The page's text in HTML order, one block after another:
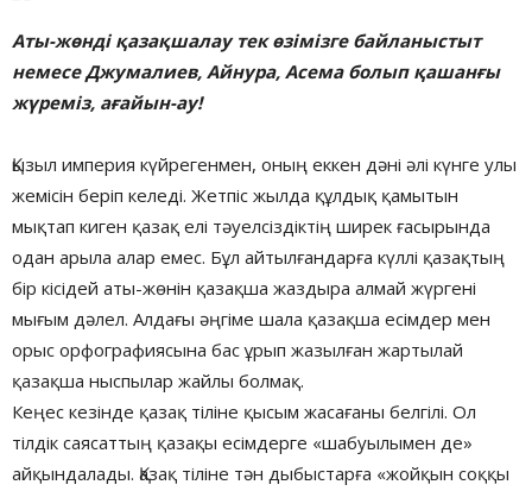
Аты-жөнді қазақшалау тек өзімізге байланыстыт
немесе Джумалиев, Айнура, Асема болып қашанғы
жүреміз, ағайын-ау!
Қызыл империя күйрегенмен, оның еккен дәні әлі күнге улы
жемісін беріп келеді. Жетпіс жылда құлдық қамытын
мықтап киген қазақ елі тәуелсіздіктің ширек ғасырында
одан арыла алар емес. Бұл айтылғандарға күллі қазақтың
бір кісідей аты-жөнін қазақша жаздыра алмай жүргені
мығым дәлел. Алдағы әңгіме шала қазақша есімдер мен
орыс орфографиясына бас ұрып жазылған жартылай
қазақша ныспылар жайлы болмақ.
Кеңес кезінде қазақ тіліне қысым жасағаны белгілі. Ол
тілдік саясаттың қазақы есімдерге «шабуылымен де»
айқындалады. Қазақ тіліне тән дыбыстарға «жойқын соққы